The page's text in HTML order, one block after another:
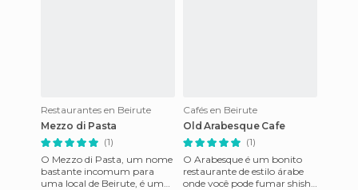
Restaurantes en Beirute
Mezzo di Pasta
(1)
O Mezzo di Pasta, um nome
bastante incomum para
uma local de Beirute, é uma
Cafés en Beirute
Old Arabesque Cafe
(1)
O Arabesque é um bonito
restaurante de estilo árabe
onde você pode fumar shisha